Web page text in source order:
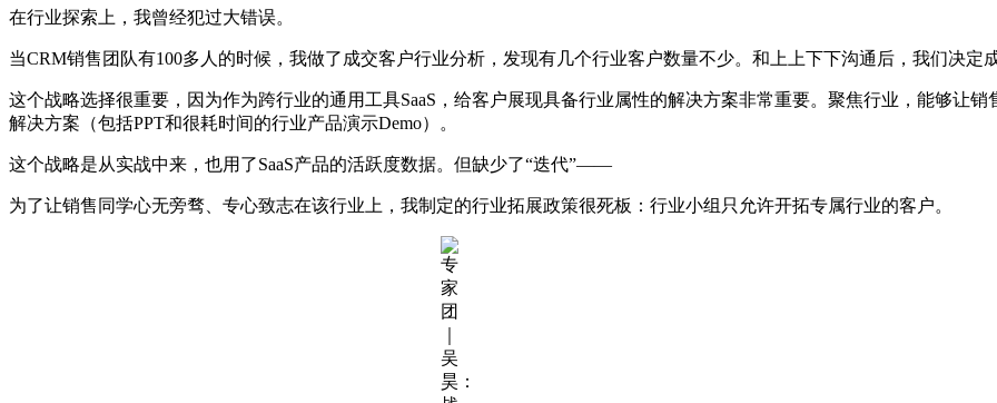
在行业探索上，我曾经犯过大错误。
当CRM销售团队有100多人的时候，我做了成交客户行业分析，发现有几个行业客户数量不少。和上上下下沟通后，我们决定
这个战略选择很重要，因为作为跨行业的通用工具SaaS，给客户展现具备行业属性的解决方案非常重要。聚焦行业，能够让
解决方案（包括PPT和很耗时间的行业产品演示Demo）。
这个战略是从实战中来，也用了SaaS产品的活跃度数据。但缺少了“迭代”——
为了让销售同学心无旁骛、专心致志在该行业上，我制定的行业拓展政策很死板：行业小组只允许开拓专属行业的客户。